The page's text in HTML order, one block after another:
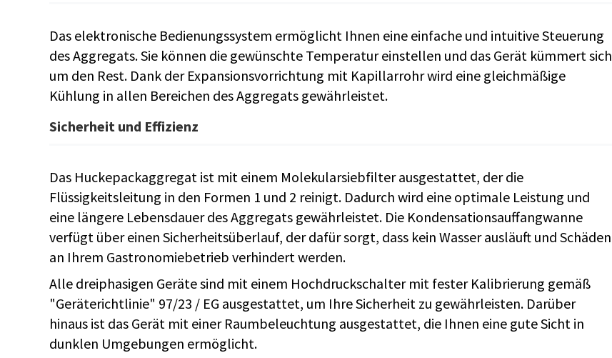
Das elektronische Bedienungssystem ermöglicht Ihnen eine einfache und intuitive Steuerung
des Aggregats. Sie können die gewünschte Temperatur einstellen und das Gerät kümmert sich
um den Rest. Dank der Expansionsvorrichtung mit Kapillarrohr wird eine gleichmäßige
Kühlung in allen Bereichen des Aggregats gewährleistet.
Sicherheit und Effizienz
Das Huckepackaggregat ist mit einem Molekularsiebfilter ausgestattet, der die
Flüssigkeitsleitung in den Formen 1 und 2 reinigt. Dadurch wird eine optimale Leistung und
eine längere Lebensdauer des Aggregats gewährleistet. Die Kondensationsauffangwanne
verfügt über einen Sicherheitsüberlauf, der dafür sorgt, dass kein Wasser ausläuft und Schäden
an Ihrem Gastronomiebetrieb verhindert werden.
Alle dreiphasigen Geräte sind mit einem Hochdruckschalter mit fester Kalibrierung gemäß
"Geräterichtlinie" 97/23 / EG ausgestattet, um Ihre Sicherheit zu gewährleisten. Darüber
hinaus ist das Gerät mit einer Raumbeleuchtung ausgestattet, die Ihnen eine gute Sicht in
dunklen Umgebungen ermöglicht.